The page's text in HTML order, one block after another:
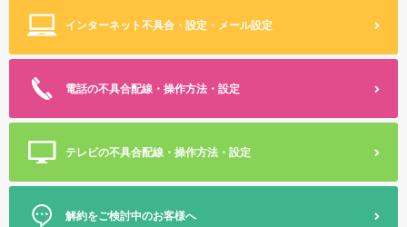
インターネット不具合・設定・メール設定
電話の不具合配線・操作方法・設定
テレビの不具合配線・操作方法・設定
解約をご検討中のお客様へ